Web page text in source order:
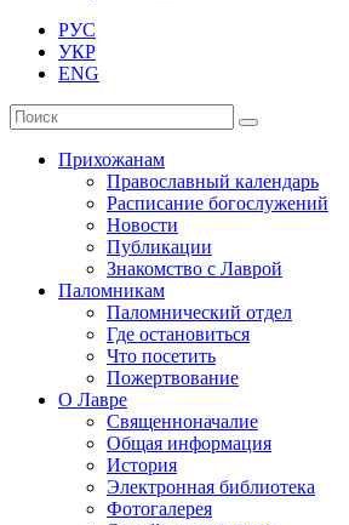
РУС
УКР
ENG
Прихожанам
Православный календарь
Расписание богослужений
Новости
Публикации
Знакомство с Лаврой
Паломникам
Паломнический отдел
Где остановиться
Что посетить
Пожертвование
О Лавре
Священноначалие
Общая информация
История
Электронная библиотека
Фотогалерея